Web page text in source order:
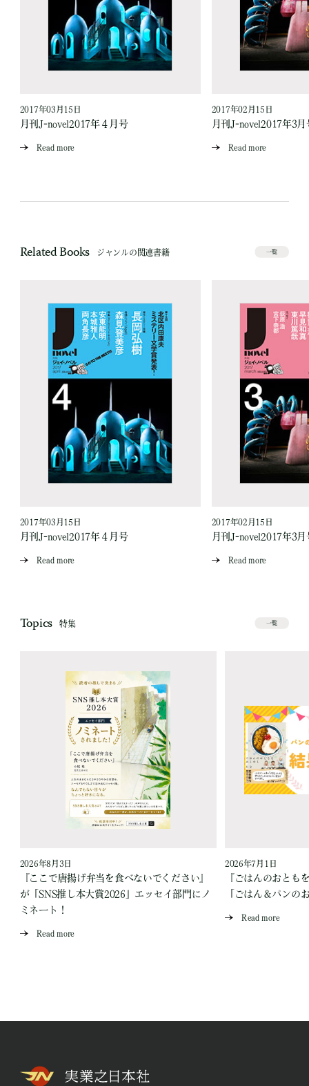
2017年03月15日
月刊J-novel2017年４月号
Read more
2017年02月15日
月刊J-novel2017年3月
Read more
Related Books ジャンルの関連書籍 一覧
2017年03月15日
月刊J-novel2017年４月号
Read more
2017年02月15日
月刊J-novel2017年3月
Read more
Topics 特集 一覧
2026年8月3日
『ここで唐揚げ弁当を食べないでください』
が「SNS推し本大賞2026」エッセイ部門にノ
ミネート！
Read more
2026年7月1日
『ごはんのおとも
「ごはん＆パンの
Read more